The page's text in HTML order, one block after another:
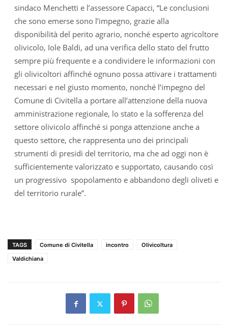
sindaco Menchetti e l’assessore Capacci, “Le conclusioni
che sono emerse sono l’impegno, grazie alla
disponibilità del perito agrario, nonché esperto agricoltore
olivicolo, Iole Baldi, ad una verifica dello stato del frutto
sempre più frequente e a condividere le informazioni con
gli olivicoltori affinché ognuno possa attivare i trattamenti
necessari e nel giusto momento, nonché l’impegno del
Comune di Civitella a portare all’attenzione della nuova
amministrazione regionale, lo stato e la sofferenza del
settore olivicolo affinché si ponga attenzione anche a
questo settore, che rappresenta uno dei principali
strumenti di presidi del territorio, ma che ad oggi non è
sufficientemente valorizzato e supportato, causando così
un progressivo spopolamento e abbandono degli oliveti e
del territorio rurale”.
TAGS Comune di Civitella incontro
Olivicoltura
Valdichiana